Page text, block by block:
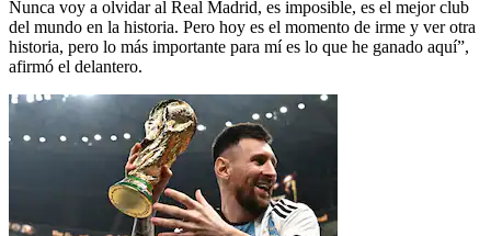
Nunca voy a olvidar al Real Madrid, es imposible, es el mejor club
del mundo en la historia. Pero hoy es el momento de irme y ver otra
historia, pero lo más importante para mí es lo que he ganado aquí”,
afirmó el delantero.